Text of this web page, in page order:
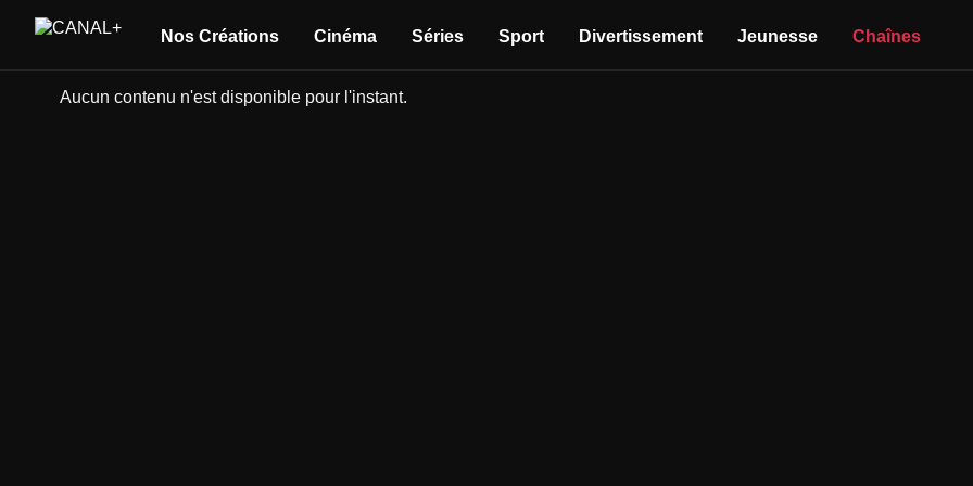
Nos Créations Cinéma Séries Sport Divertissement Jeunesse Chaînes
Aucun contenu n'est disponible pour l'instant.